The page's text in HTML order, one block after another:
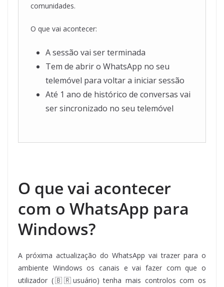
comunidades.
O que vai acontecer:
A sessão vai ser terminada
Tem de abrir o WhatsApp no seu
telemóvel para voltar a iniciar sessão
Até 1 ano de histórico de conversas vai
ser sincronizado no seu telemóvel
O que vai acontecer
com o WhatsApp para
Windows?
A próxima actualização do WhatsApp vai trazer para o
ambiente Windows os canais e vai fazer com que o
utilizador (🇧🇷usuário) tenha mais controlos com os